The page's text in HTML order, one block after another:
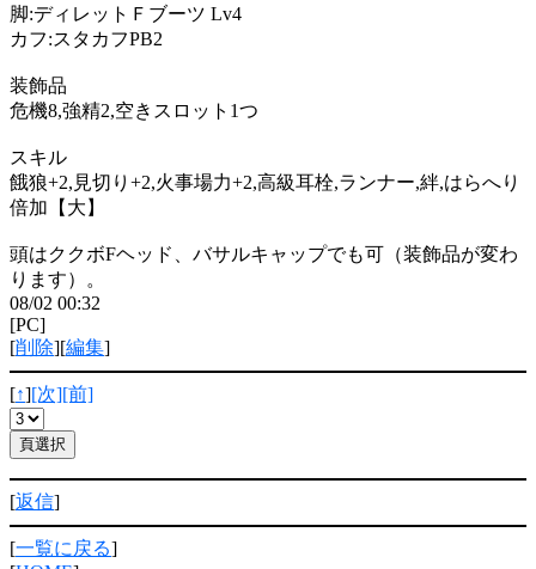
脚:ディレットＦブーツ Lv4
カフ:スタカフPB2
装飾品
危機8,強精2,空きスロット1つ
スキル
餓狼+2,見切り+2,火事場力+2,高級耳栓,ランナー,絆,はらへり
倍加【大】
頭はククボFヘッド、バサルキャップでも可（装飾品が変わ
ります）。
08/02 00:32
[PC]
[削除][編集]
[↑][次][前]
[返信]
[一覧に戻る]